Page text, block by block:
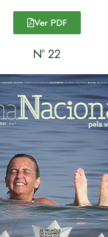
Ver PDF
Nº 22